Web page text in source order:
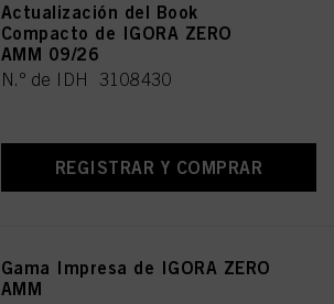
Actualización del Book
Compacto de IGORA ZERO
AMM 09/26
N.º de IDH 3108430
REGISTRAR Y COMPRAR
Gama Impresa de IGORA ZERO
AMM